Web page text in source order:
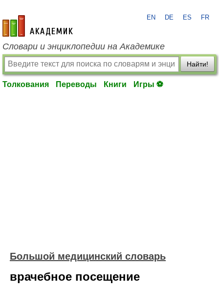
academic.ru
EN DE ES FR
Словари и энциклопедии на Академике
Найти!
Толкования Переводы Книги Игры ⚽
Большой медицинский словарь
врачебное посещение